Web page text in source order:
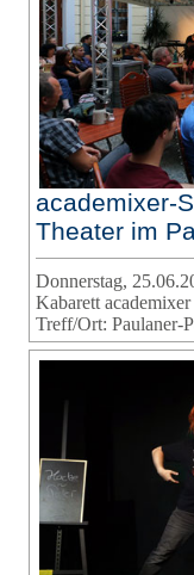
academixer-
Theater im
Donnerstag,
Kabarett academixer
Treff/Ort: Paulaner-